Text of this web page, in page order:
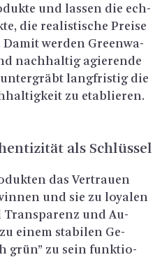
und las­sen die ech­
die rea­lis­ti­sche Prei­se
wer­den Green­wa­
nach­hal­tig agie­ren­de
un­ter­gräbt lang­fris­tig die
zu eta­blie­ren.
als Schlüs­sel
das Ver­trau­en
und sie zu loya­len
Trans­pa­renz und Au­
einem sta­bi­len Ge­
grün” zu sein funk­tio­